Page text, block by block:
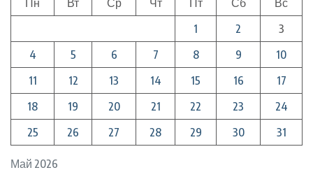
Май 2026
Пн Вт Ср Чт Пт Сб
Вс
1
2
3
4
5 6 7 8 9
10
11
12 13 14 15 16
17
18
19 20 21 22 23
24
25
26 27 28 29 30 31